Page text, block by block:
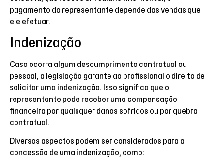
pagamento do representante depende das vendas que
ele efetuar.
Indenização
Caso ocorra algum descumprimento contratual ou
pessoal, a legislação garante ao profissional o direito de
solicitar uma indenização. Isso significa que o
representante pode receber uma compensação
financeira por quaisquer danos sofridos ou por quebra
contratual.
Diversos aspectos podem ser considerados para a
concessão de uma indenização, como: